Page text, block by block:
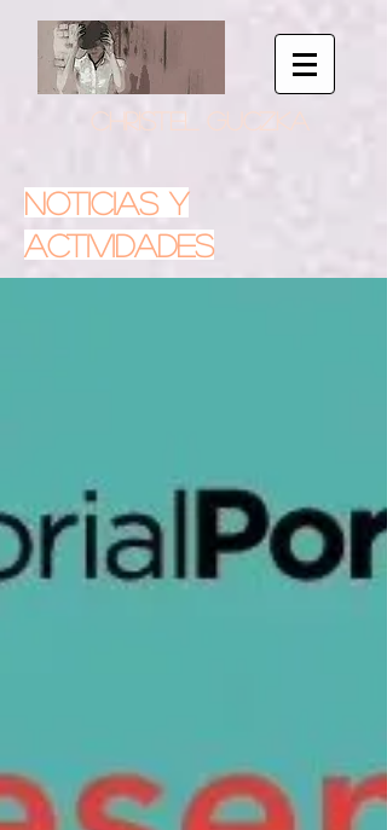
CHRISTEL GUCZKA
NOTICIAS Y
ACTIVIDADES